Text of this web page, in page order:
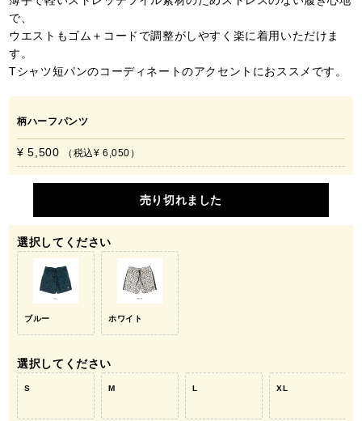
で、
ウエストもゴム＋コードで調整がしやすく楽に着用いただけま
す。
Tシャツ短パンのコーディネートのアクセントにおススメです。
柄ハーフパンツ
¥ 5,500 税込¥ 6,050
売り切れました
選択してください
ブルー ホワイト
選択してください
S M L XL